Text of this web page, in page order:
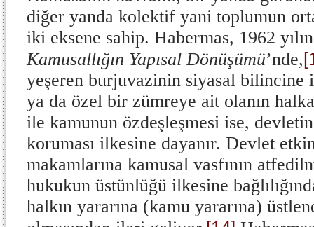
diğer yanda kolektif yani toplumun
iki eksene sahip. Habermas, 1962
Kamusallığın Yapısal Dönüşümü’nde,
yeşeren burjuvazinin siyasal bilincine
ya da özel bir zümreye ait olanın
ile kamunun özdeşleşmesi ise, devletin
koruması ilkesine dayanır. Devlet
makamlarına kamusal vasfının
hukukun üstünlüğü ilkesine
halkın yararına (kamu yararına)